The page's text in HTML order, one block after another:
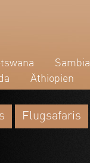
Äthiopien
Flugsafaris